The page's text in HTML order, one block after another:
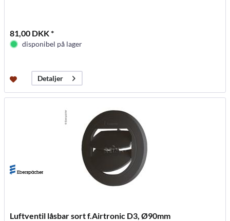
81,00 DKK *
disponibel på lager
Detaljer
Luftventil låsbar sort f.Airtronic D3, Ø90mm